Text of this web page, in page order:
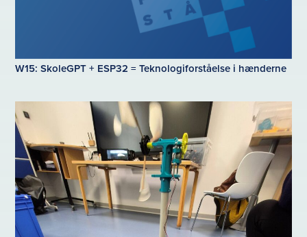
W15: SkoleGPT + ESP32 = Teknologiforståelse i hænderne